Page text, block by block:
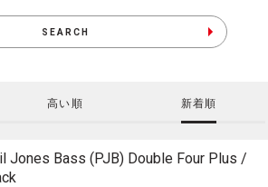
SEARCH
高い順 新着順
Jones Bass (PJB) Double Four Plus /